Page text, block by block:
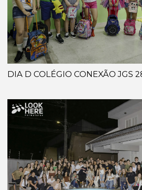
DIA D COLÉGIO CONEXÃO JGS